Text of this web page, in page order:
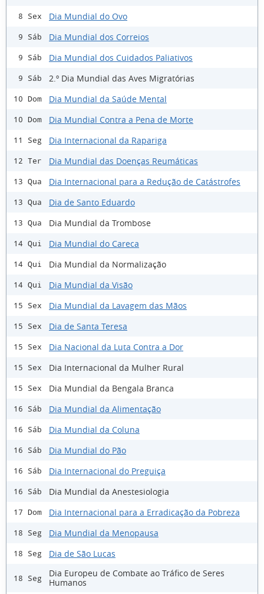
8 Sex Dia Mundial do Ovo
9 Sáb Dia Mundial dos Correios
9 Sáb Dia Mundial dos Cuidados Paliativos
9 Sáb 2.º Dia Mundial das Aves Migratórias
10 Dom Dia Mundial da Saúde Mental
10 Dom Dia Mundial Contra a Pena de Morte
11 Seg Dia Internacional da Rapariga
12 Ter Dia Mundial das Doenças Reumáticas
13 Qua Dia Internacional para a Redução de Catástrofes
13 Qua Dia de Santo Eduardo
13 Qua Dia Mundial da Trombose
14 Qui Dia Mundial do Careca
14 Qui Dia Mundial da Normalização
14 Qui Dia Mundial da Visão
15 Sex Dia Mundial da Lavagem das Mãos
15 Sex Dia de Santa Teresa
15 Sex Dia Nacional da Luta Contra a Dor
15 Sex Dia Internacional da Mulher Rural
15 Sex Dia Mundial da Bengala Branca
16 Sáb Dia Mundial da Alimentação
16 Sáb Dia Mundial da Coluna
16 Sáb Dia Mundial do Pão
16 Sáb Dia Internacional do Preguiça
16 Sáb Dia Mundial da Anestesiologia
17 Dom Dia Internacional para a Erradicação da Pobreza
18 Seg Dia Mundial da Menopausa
18 Seg Dia de São Lucas
18 Seg
Dia Europeu de Combate ao Tráfico de Seres
Humanos